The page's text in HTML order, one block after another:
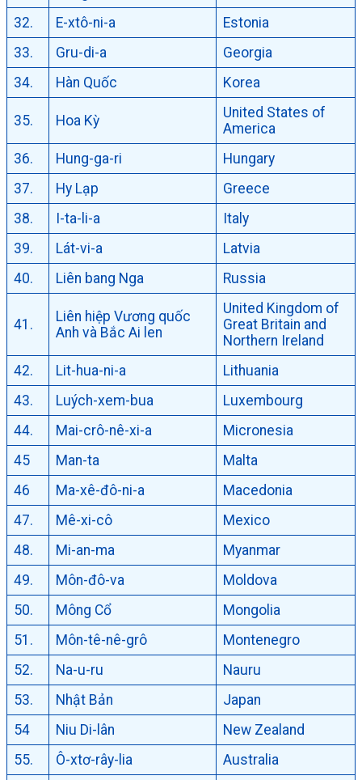
32.
E-xtô-ni-a
Estonia
33.
Gru-di-a
Georgia
34.
Hàn Quốc Korea
35. Hoa Kỳ
United States of
America
36.
Hung-ga-ri
Hungary
37.
Hy Lạp
Greece
38.
I-ta-li-a
Italy
39.
Lát-vi-a
Latvia
40.
Liên bang Nga Russia
41.
Liên hiệp Vương quốc
Anh và Bắc Ai len
United Kingdom of
Great Britain and
Northern Ireland
42.
Lit-hua-ni-a
Lithuania
43.
Luých-xem-bua
Luxembourg
44.
Mai-crô-nê-xi-a
Micronesia
45
Man-ta
Malta
46
Ma-xê-đô-ni-a
Macedonia
47.
Mê-xi-cô
Mexico
48.
Mi-an-ma
Myanmar
49.
Môn-đô-va
Moldova
50.
Mông Cổ
Mongolia
51.
Môn-tê-nê-grô
Montenegro
52.
Na-u-ru
Nauru
53.
Nhật Bản
Japan
54
Niu Di-lân
New Zealand
55.
Ô-xtơ-rây-lia
Australia